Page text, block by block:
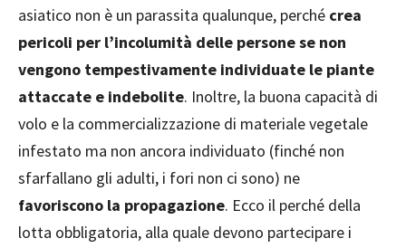
asiatico non è un parassita qualunque, perché crea
pericoli per l’incolumità delle persone se non
vengono tempestivamente individuate le piante
attaccate e indebolite. Inoltre, la buona capacità di
volo e la commercializzazione di materiale vegetale
infestato ma non ancora individuato (finché non
sfarfallano gli adulti, i fori non ci sono) ne
favoriscono la propagazione. Ecco il perché della
lotta obbligatoria, alla quale devono partecipare i